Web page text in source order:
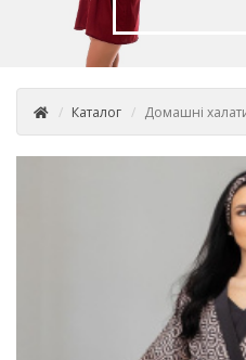
Каталог Домашні